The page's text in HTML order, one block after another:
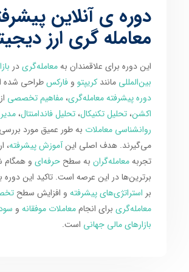
دوره ی آنلاین
معامله گری ارز
این دوره برای علاقمندان بهمعامله‌گریدر
بین‌المللی مانندکریپتو وفارکسطراحی شده
دوره پیشرفته معامله‌گری،مفاهیم تخصصی
اکشن،تحلیل تکنیکال،تحلیل فاندامنتال،
روانشناسی معاملات به طور عمیق مورد بررسی
می‌گیرند. هدف اصلی اینآموزش پیشرفته،
تجربهمعامله‌گران به سطححرفه‌ای و همگام
برترین‌ها در این عرصه است. تاکید این دوره
بر استراتژی‌های پیشرفته و افزایش سطح
معامله‌گری برای انجاممعاملات موفقانه و
بازارهای مالی جهانی است.